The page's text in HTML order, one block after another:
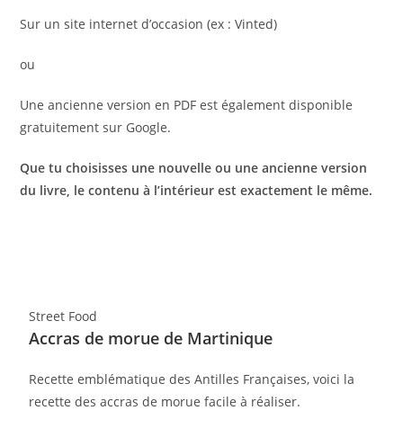
Sur un site internet d’occasion (ex : Vinted)
ou
Une ancienne version en PDF est également disponible
gratuitement sur Google.
Que tu choisisses une nouvelle ou une ancienne version
du livre, le contenu à l’intérieur est exactement le même.
Street Food
Accras de morue de Martinique
Recette emblématique des Antilles Françaises, voici la
recette des accras de morue facile à réaliser.